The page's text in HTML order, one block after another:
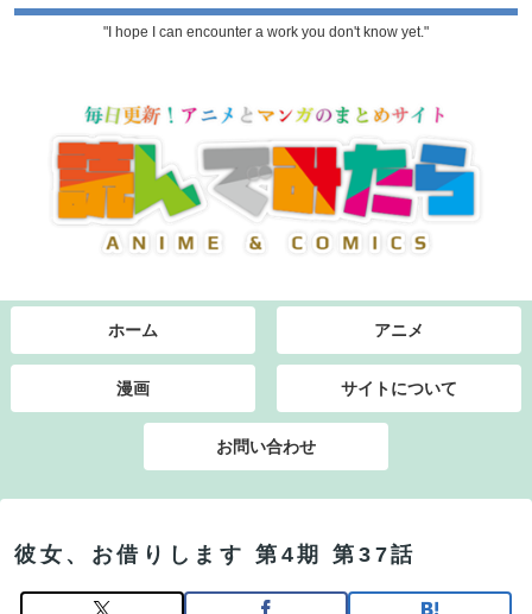
"I hope I can encounter a work you don't know yet."
ホーム アニメ
漫画 サイトについて
お問い合わせ
彼女、お借りします 第4期 第37話